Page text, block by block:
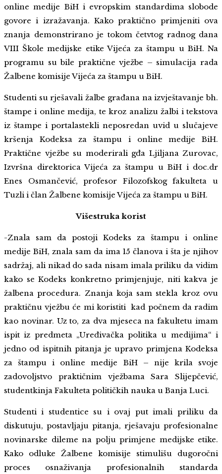
online medije BiH i evropskim standardima slobode
govore i izražavanja. Kako praktično primjeniti ova
znanja demonstrirano je tokom četvtog radnog dana
VIII Škole medijske etike Vijeća za štampu u BiH. Na
programu su bile praktične vježbe – simulacija rada
Žalbene komisije Vijeća za štampu u BiH.
Studenti su rješavali žalbe građana na izvještavanje bh.
štampe i online medija, te kroz analizu žalbi i tekstova
iz štampe i portalastekli neposredan uvid u slučajeve
kršenja Kodeksa za štampu i online medije BiH.
Praktične vježbe su moderirali gđa Ljiljana Zurovac,
Izvršna direktorica Vijeća za štampu u BiH i doc.dr
Enes Osmančević, profesor Filozofskog fakulteta u
Tuzli i član Žalbene komisije Vijeća za štampu u BiH.
Višestruka korist
-Znala sam da postoji Kodeks za štampu i online
medije BiH, znala sam da ima 15 članova i šta je njihov
sadržaj, ali nikad do sada nisam imala priliku da vidim
kako se Kodeks konkretno primjenjuje, niti kakva je
žalbena procedura. Znanja koja sam stekla kroz ovu
praktičnu vježbu će mi koristiti kad počnem da radim
kao novinar. Uz to, za dva mjeseca na fakultetu imam
ispit iz predmeta „Uređivačka politika u medijima“ i
jedno od ispitnih pitanja je upravo primjena Kodeksa
za štampu i online medije BiH – nije krila svoje
zadovoljstvo praktičnim vježbama Sara Slijepčević,
studentkinja Fakulteta političkih nauka u Banja Luci.
Studenti i studentice su i ovaj put imali priliku da
diskutuju, postavljaju pitanja, rješavaju profesionalne
novinarske dileme na polju primjene medijske etike.
Kako odluke Žalbene komisije stimulišu dugoročni
proces osnaživanja profesionalnih standarda